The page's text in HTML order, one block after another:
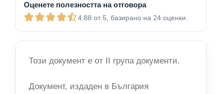
Оценете полезността на отговора
4.88 от 5, базирано на 24 оценки.
Този документ е от II група документи.
Документ, издаден в България